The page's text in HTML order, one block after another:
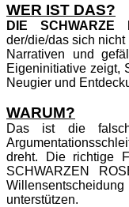
WER IST DAS?
DIE SCHWARZE
der/die/das sich
Narrativen und
Eigeninitiative zeigt,
Neugier und
WARUM?
Das ist die
dreht. Die richtige
SCHWARZEN
unterstützen.